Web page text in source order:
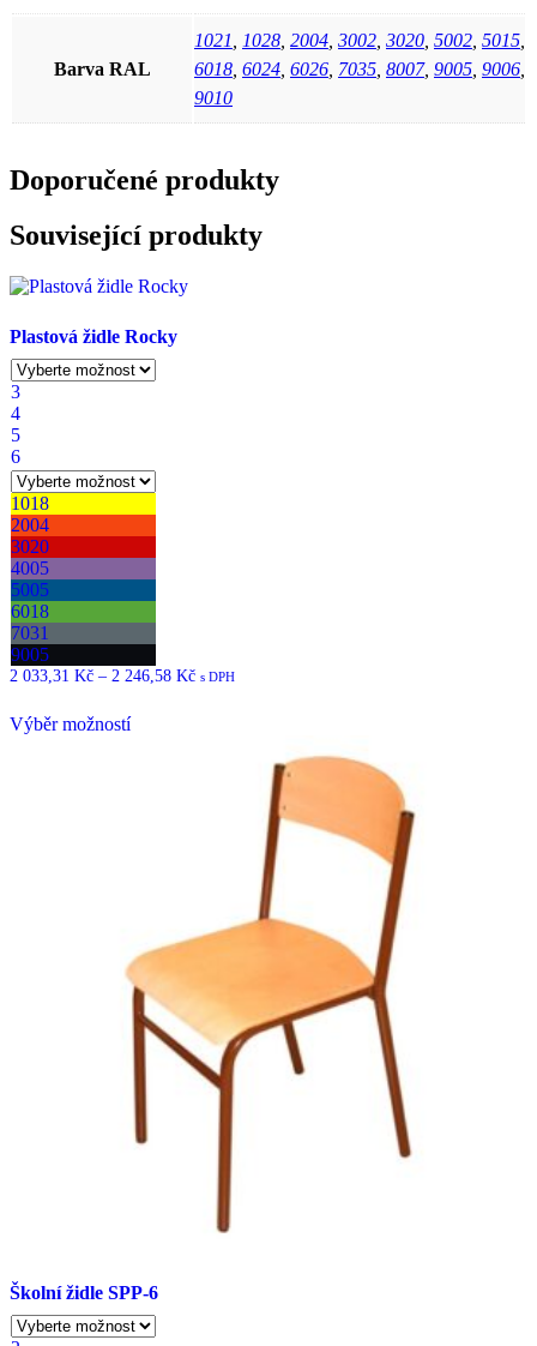
Barva RAL
1021 1028 2004 3002 3020 5002 5015
6018 6024 6026 7035 8007, 9005 9006
9010
Doporučené produkty
Související produkty
Plastová židle Rocky
3
4
5
6
1018
2004
3020
4005
5005
6018
7031
9005
2 033,31 Kč – 2 246,58 Kč Rozpětí
s DPH
Výběr možností
Školní židle SPP-6